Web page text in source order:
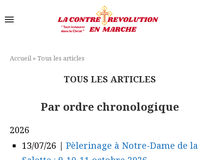
Accueil»Tous les articles
TOUS LES ARTICLES
Par ordre chronologique
2026
13/07/26 | Pèlerinage à Notre-Dame de la